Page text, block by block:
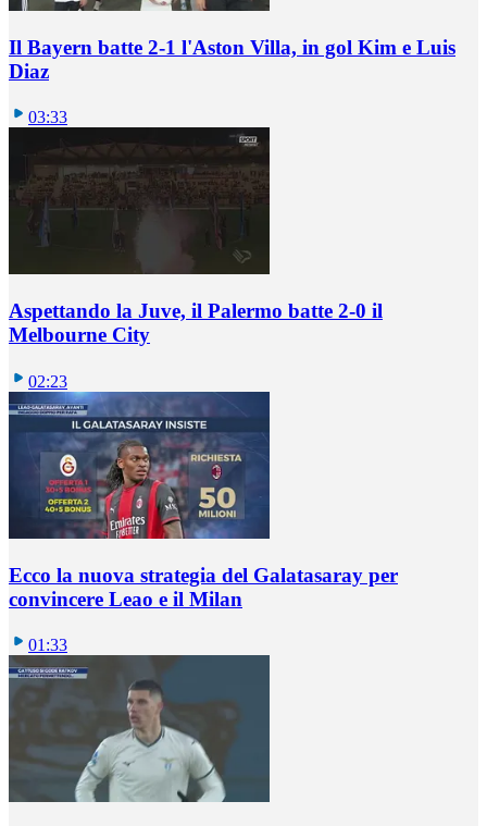
Il Bayern batte 2-1 l'Aston Villa, in gol Kim e Luis
Diaz
03:33
Aspettando la Juve, il Palermo batte 2-0 il
Melbourne City
02:23
Ecco la nuova strategia del Galatasaray per
convincere Leao e il Milan
01:33